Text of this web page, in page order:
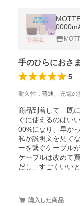
み
シリコ
5
耐久性 ： 普通、 充電の
商品到着して　既
ぐに使えるのはい
00%になり、早かっ
私が説明文を見て
ーを繋ぐケーブル
ケーブルは改めて
だし、すごくいい
購入した商品